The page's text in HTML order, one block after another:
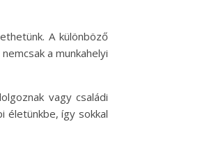
A különböző
a munkahelyi
vagy családi
életünkbe, így sokkal